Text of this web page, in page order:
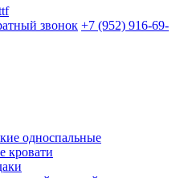
звонок +7 (952) 916-69-
односпальные
кровати